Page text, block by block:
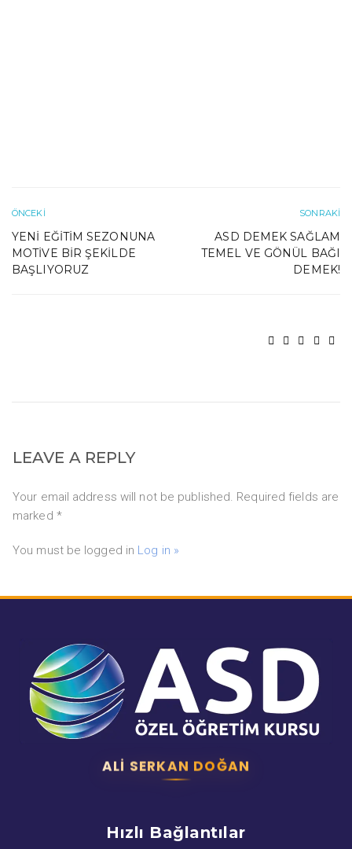
ÖNCEKI
YENI EĞITIM SEZONUNA
MOTIVE BIR ŞEKILDE
BAŞLIYORUZ
SONRAKI
ASD DEMEK SAĞLAM
TEMEL VE GÖNÜL BAĞI
DEMEK!
LEAVE A REPLY
Your email address will not be published. Required fields are
marked *
You must be logged in Log in »
ALI SERKAN DOĞAN
Hızlı Bağlantılar